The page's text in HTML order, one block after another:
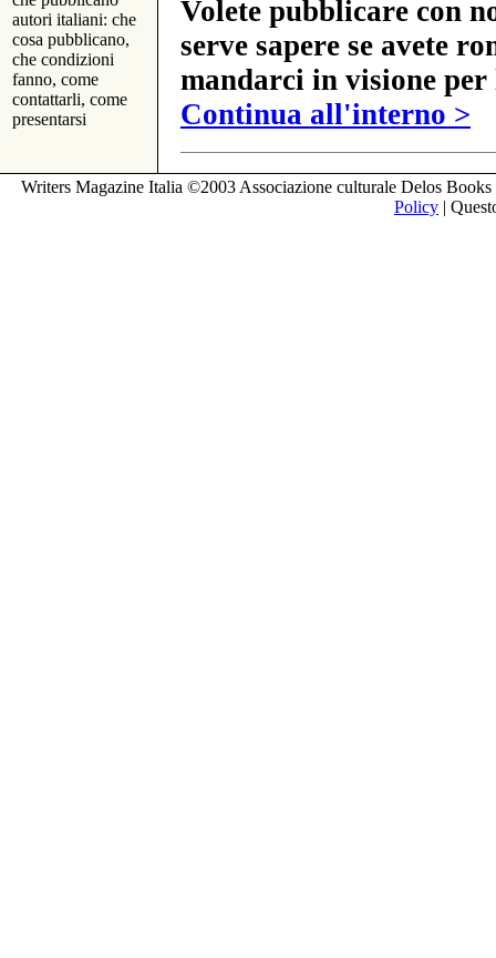
autori italiani: che
cosa pubblicano,
che condizioni
fanno, come
contattarli, come
presentarsi
Volete pubblicare con
serve sapere se avete
mandarci in visione
Continua all'interno >
Writers Magazine Italia ©2003 Associazione culturale Delos
Policy |